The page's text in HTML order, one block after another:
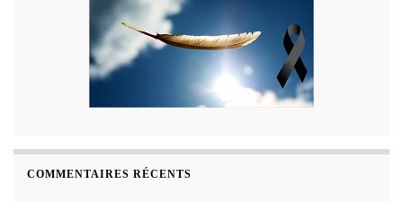
COMMENTAIRES RÉCENTS